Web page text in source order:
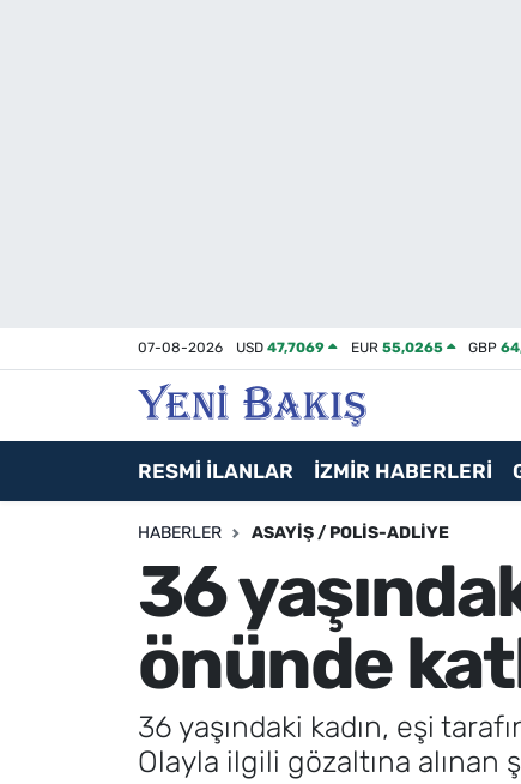
07-08-2026 USD47,7069 EUR 55,0265 GBP
RESMİ İLANLAR İZMİR HABERLERİ
HABERLER ASAYIŞ / POLIS-ADLIYE
36
önünde
36 yaşındaki kadın, eşi
Olayla ilgili gözaltına
Asayiş / Polis-Adliye
Magazin